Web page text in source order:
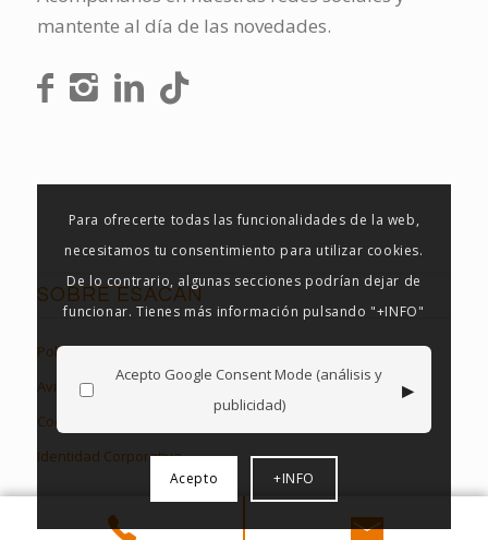
mantente al día de las novedades.
SOBRE ESACAN
Política de Privacidad
Aviso Legal
Cookies en Esacan
Identidad Corporativa
Para ofrecerte todas las funcionalidades de la web,
necesitamos tu consentimiento para utilizar cookies.
De lo contrario, algunas secciones podrían dejar de
funcionar. Tienes más información pulsando "+INFO"
Acepto Google Consent Mode (análisis y
publicidad)
▸
Acepto +INFO